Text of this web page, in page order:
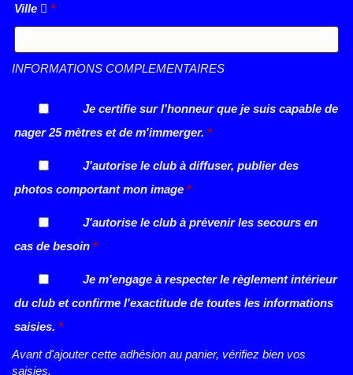
Ville *
INFORMATIONS COMPLEMENTAIRES
Je certifie sur l'honneur que je suis capable de
nager 25 mètres et de m'immerger. *
J'autorise le club à diffuser, publier des
photos comportant mon image *
J'autorise le club à prévenir les secours en
cas de besoin *
Je m'engage à respecter le règlement intérieur
du club et confirme l'exactitude de toutes les informations
saisies. *
Avant d'ajouter cette adhésion au panier, vérifiez bien vos
saisies.